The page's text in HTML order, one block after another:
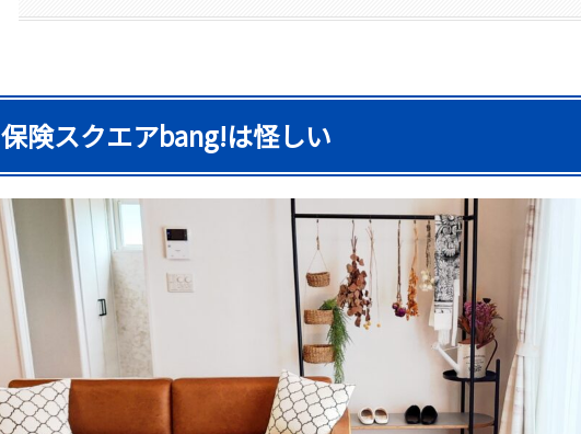
保険スクエアbang!は怪しい